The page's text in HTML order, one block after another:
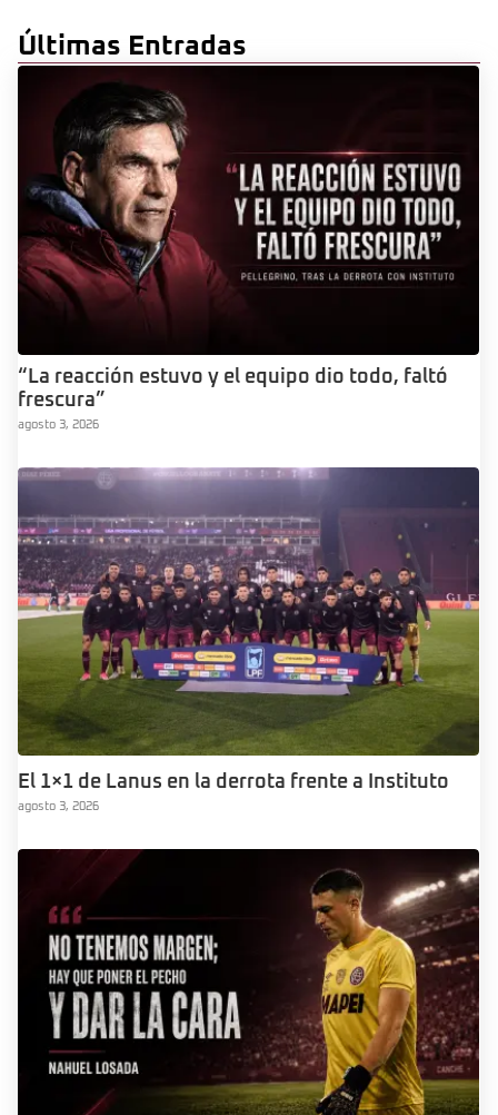
Últimas Entradas
“La reacción estuvo y el equipo dio todo, faltó
frescura”
agosto 3, 2026
El 1×1 de Lanus en la derrota frente a Instituto
agosto 3, 2026